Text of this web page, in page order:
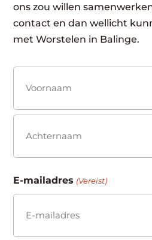
ons zou willen
contact en dan wellicht
met Worstelen in Balinge.
(Vereist)
Voornaam
E-mailadres (Vereist)